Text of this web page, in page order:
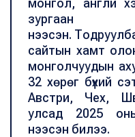
нээсэн.
сайтын хамт
монголчуудын
32 хөрөг бүхий
Австри, Чех,
улсад 2025 оны
нээсэн билээ.